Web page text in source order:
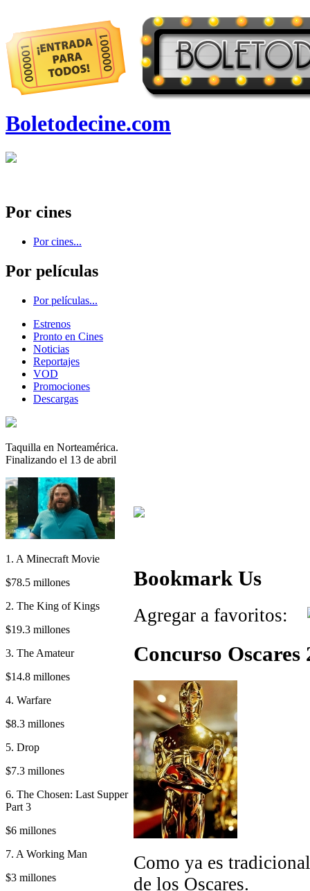
Boletodecine.com
Por cines
Por cines...
Por películas
Por películas...
Estrenos
Pronto en Cines
Noticias
Reportajes
VOD
Promociones
Descargas
Taquilla en Norteamérica.
Finalizando el 13 de abril
1. A Minecraft Movie
$78.5 millones
2. The King of Kings
$19.3 millones
3. The Amateur
$14.8 millones
4. Warfare
$8.3 millones
5. Drop
$7.3 millones
6. The Chosen: Last Supper
Part 3
$6 millones
7. A Working Man
$3 millones
Bookmark Us
Agregar a favoritos:
Concurso Oscares
Como ya es
de los Oscares.